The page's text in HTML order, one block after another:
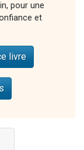
pour une
et
livre